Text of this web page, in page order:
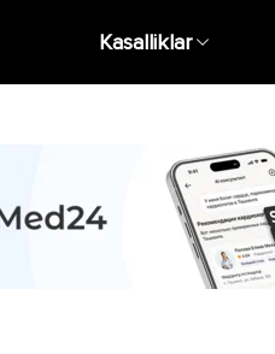
Kasalliklar